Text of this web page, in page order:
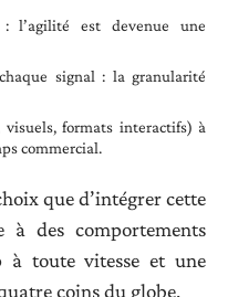
: l’agilité est devenue une
signal : la granularité
formats interactifs) à
commercial.
que d’intégrer cette
des comportements
à toute vitesse et une
coins du globe.